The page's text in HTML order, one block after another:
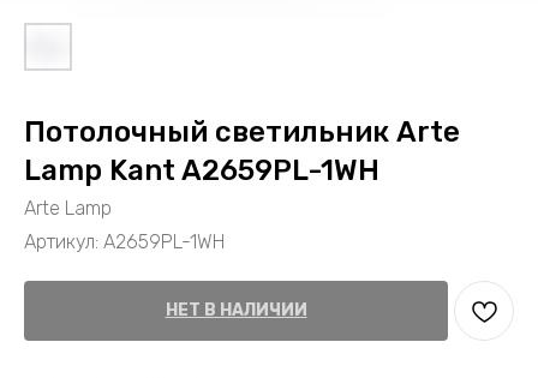
Потолочный светильник Arte
Lamp Kant A2659PL-1WH
Arte Lamp
Артикул: A2659PL-1WH
НЕТ В НАЛИЧИИ